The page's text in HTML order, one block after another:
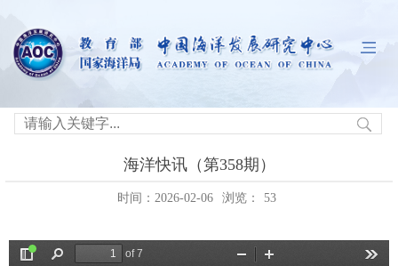
海洋快讯（第358期）
时间：2026-02-06 浏览： 53